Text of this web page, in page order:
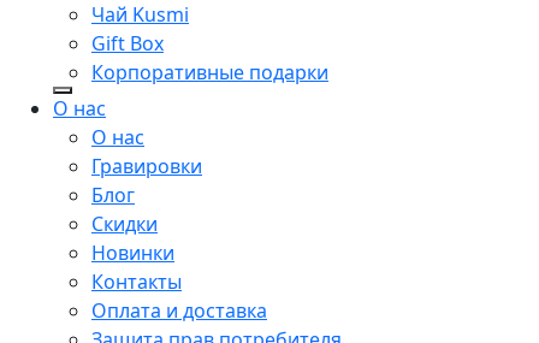
Чай Kusmi
Gift Box
Корпоративные подарки
О нас
О нас
Гравировки
Блог
Скидки
Новинки
Контакты
Оплата и доставка